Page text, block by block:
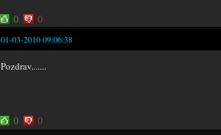
0 0
01-03-2010 09:06:38
Pozdrav.......
0 0